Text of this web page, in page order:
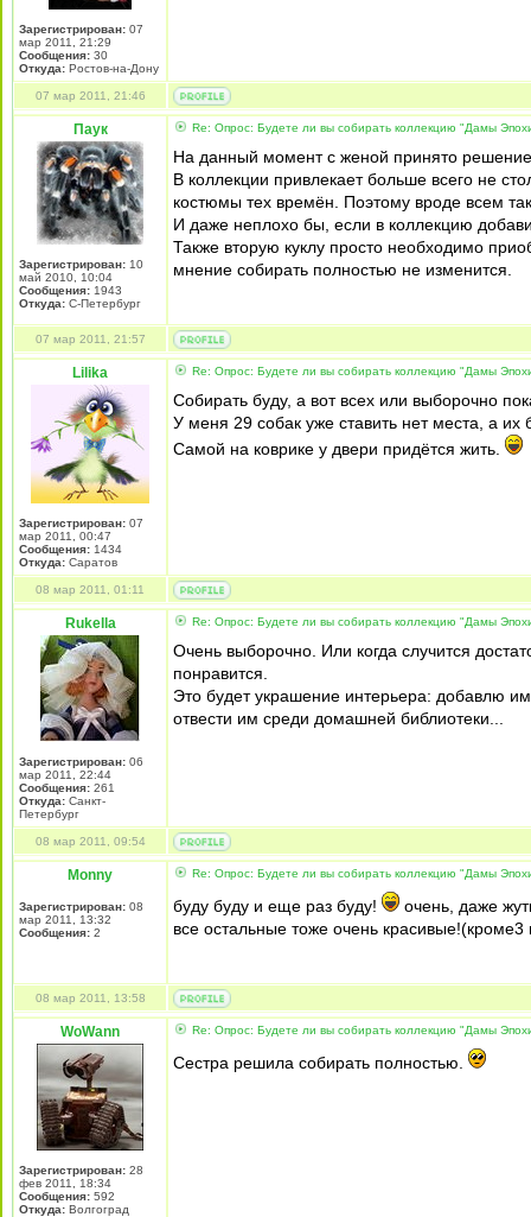
Зарегистрирован: 07
мар 2011, 21:29
Сообщения: 30
Откуда: Ростов-на-Дону
07 мар 2011, 21:46
Паук
Зарегистрирован: 10
май 2010, 10:04
Сообщения: 1943
Откуда: С-Петербург
Re: Опрос: Будете ли вы собирать коллекцию "Дамы
На данный момент с женой принято решение
В коллекции привлекает больше всего не
костюмы тех времён. Поэтому вроде всем
И даже неплохо бы, если в коллекцию
Также вторую куклу просто необходимо
мнение собирать полностью не изменится.
07 мар 2011, 21:57
Lilika
Зарегистрирован: 07
мар 2011, 00:47
Сообщения: 1434
Откуда: Саратов
Re: Опрос: Будете ли вы собирать коллекцию "Дамы
Собирать буду, а вот всех или выборочно
У меня 29 собак уже ставить нет места, а их
Самой на коврике у двери придётся жить.
08 мар 2011, 01:11
Rukella
Зарегистрирован: 06
мар 2011, 22:44
Сообщения: 261
Откуда: Санкт-
Петербург
Re: Опрос: Будете ли вы собирать коллекцию "Дамы
Очень выборочно. Или когда случится
понравится.
Это будет украшение интерьера: добавлю
отвести им среди домашней библиотеки...
08 мар 2011, 09:54
Monny
Зарегистрирован: 08
мар 2011, 13:32
Сообщения: 2
Re: Опрос: Будете ли вы собирать коллекцию "Дамы
буду буду и еще раз буду!
очень, даже
все остальные тоже очень
08 мар 2011, 13:58
WoWann
Зарегистрирован: 28
фев 2011, 18:34
Сообщения: 592
Откуда: Волгоград
Re: Опрос: Будете ли вы собирать коллекцию "Дамы
Сестра решила собирать полностью.